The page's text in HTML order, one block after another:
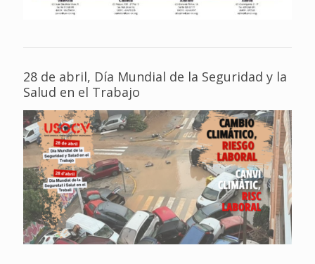
28 de abril, Día Mundial de la Seguridad y la
Salud en el Trabajo